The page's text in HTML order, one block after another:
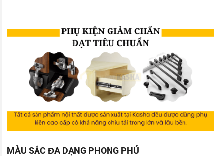
MÀU SẮC ĐA DẠNG PHONG PHÚ